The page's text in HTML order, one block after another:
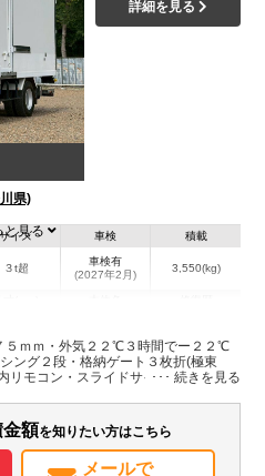
県)
詳細を見る
サイズ
３t超
車検
車検有
(2027年2月)
積載
3,550(kg)
- －
ウ エアバッグ
集中ドアロック
と見る
５ｍｍ・外気２２℃３時間でー２２℃
ング２段・格納ゲート３枚折(極東
リモコン・スライドサイドドア
額を知りたい方はこちら
メールで